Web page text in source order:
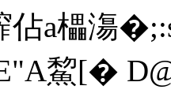
a櫑漡
鯬[�